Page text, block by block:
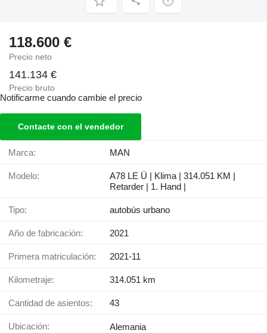
118.600 €
Precio neto
141.134 €
Precio bruto
Notificarme cuando cambie el precio
Contacte con el vendedor
Marca: MAN
Modelo:
A78 LE Ü | Klima | 314.051 KM |
Retarder | 1. Hand |
Tipo: autobús urbano
Año de fabricación: 2021
Primera matriculación: 2021-11
Kilometraje: 314.051 km
Cantidad de asientos: 43
Ubicación:
Alemania